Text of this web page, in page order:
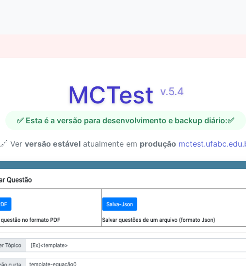
MCTest v.5.4
✅ Esta é a versão para desenvolvimento e backup diário:✅
🔗 Ver versão estávelatualmente em produção